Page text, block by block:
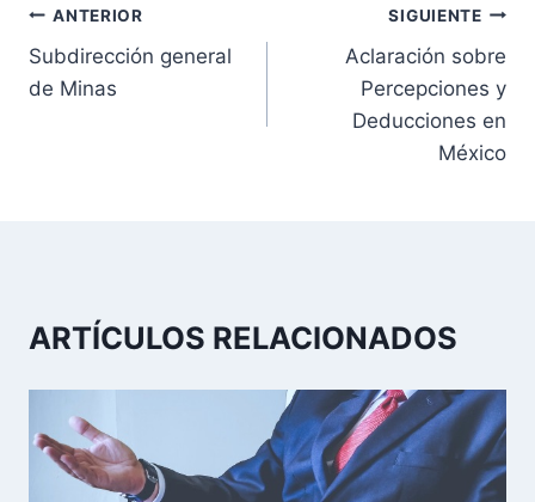
N
a
c
ó
ANTERIOR
Subdirección general
de Minas
SIGUIENTE
Aclaración sobre
Percepciones y
Deducciones en
México
ARTÍCULOS RELACIONADOS